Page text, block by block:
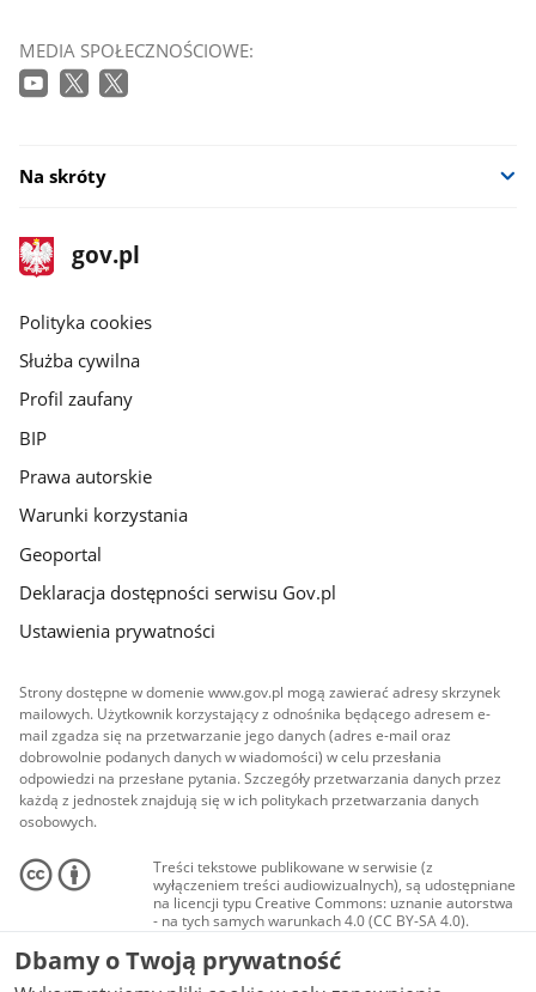
MEDIA SPOŁECZNOŚCIOWE:
Na skróty
stopka
gov.pl
Strona
gov.pl
gov.pl
Polityka cookies
Służba cywilna
Profil zaufany
BIP
Prawa autorskie
Warunki korzystania
Geoportal
Deklaracja dostępności serwisu Gov.pl
Ustawienia prywatności
Strony dostępne w domenie www.gov.pl mogą zawierać adresy skrzynek
mailowych. Użytkownik korzystający z odnośnika będącego adresem e-
mail zgadza się na przetwarzanie jego danych (adres e-mail oraz
dobrowolnie podanych danych w wiadomości) w celu przesłania
odpowiedzi na przesłane pytania. Szczegóły przetwarzania danych przez
każdą z jednostek znajdują się w ich politykach przetwarzania danych
osobowych.
Treści tekstowe publikowane w serwisie (z
wyłączeniem treści audiowizualnych), są udostępniane
na licencji typu Creative Commons: uznanie autorstwa
- na tych samych warunkach 4.0 (CC BY-SA 4.0).
Materiały audiowizualne, w tym zdjęcia, materiały
audio i wideo, są udostępniane na licencji typu
Creative Commons: uznanie autorstwa użycie
Dbamy o Twoją prywatność